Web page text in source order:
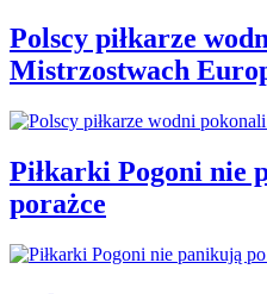
Polscy piłkarze
Mistrzostwach
Piłkarki Pogoni nie
porażce